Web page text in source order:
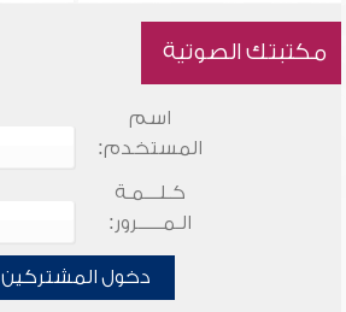
مكتبتك الصوتية
اسم
المستخدم:
كـلـــمـة
الـمـــــرور:
دخول المشتركين